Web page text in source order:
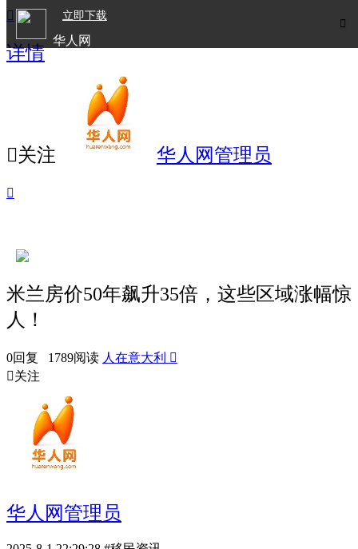

立即下载
华人网

详情
关注 华人网管理员

米兰房价50年飙升35倍，这些区域涨幅惊
人！
0回复 1789阅读 人在意大利 
关注
华人网管理员